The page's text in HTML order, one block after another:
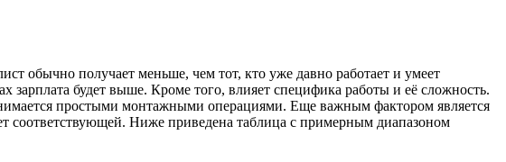
обычно получает меньше, чем тот, кто уже давно работает и умеет
будет выше. Кроме того, влияет специфика работы и её сложность.
простыми монтажными операциями. Еще важным фактором является
соответствующей. Ниже приведена таблица с примерным диапазоном